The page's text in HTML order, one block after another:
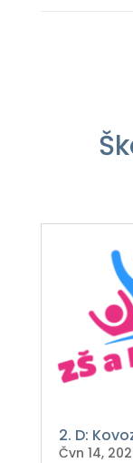
2. D:
Čvn 14,